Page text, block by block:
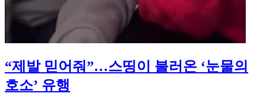
“제발 믿어줘”…스띵이 불러온 ‘눈물의
호소’ 유행